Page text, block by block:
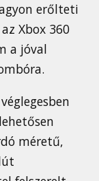
erőlteti
Xbox 360
a jóval
méretű,